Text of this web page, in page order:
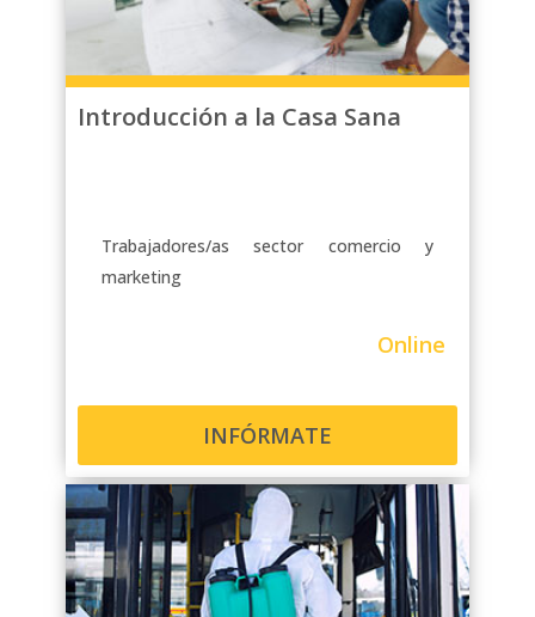
Introducción a la Casa Sana
Trabajadores/as sector comercio y
marketing
Online
INFÓRMATE